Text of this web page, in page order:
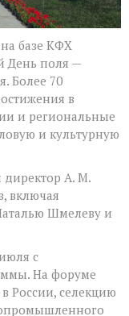
базе КФХ
День поля —
Более 70
в
и региональные
и культурную
директор А. М.
включая
Шмелеву и
с
На форуме
России, селекцию